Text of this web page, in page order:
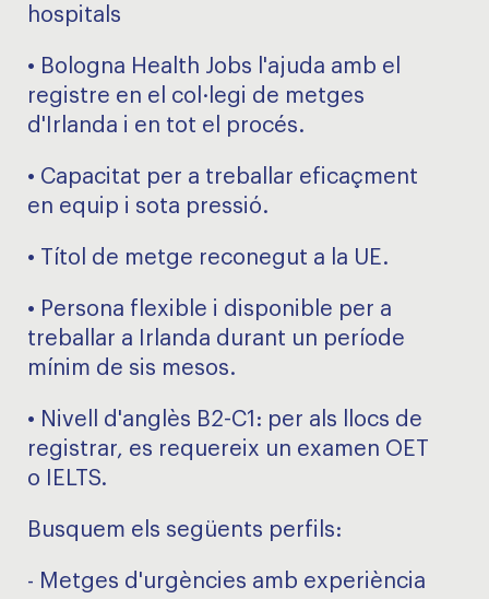
hospitals
• Bologna Health Jobs l'ajuda amb el
registre en el col·legi de metges
d'Irlanda i en tot el procés.
• Capacitat per a treballar eficaçment
en equip i sota pressió.
• Títol de metge reconegut a la UE.
• Persona flexible i disponible per a
treballar a Irlanda durant un període
mínim de sis mesos.
• Nivell d'anglès B2-C1: per als llocs de
registrar, es requereix un examen OET
o IELTS.
Busquem els següents perfils:
- Metges d'urgències amb experiència